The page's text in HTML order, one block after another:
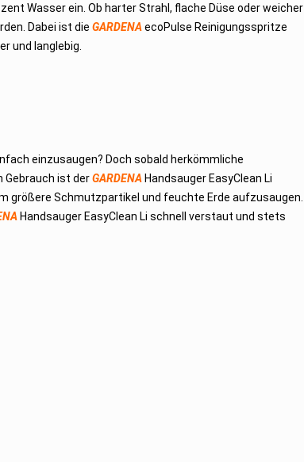
Wasser ein. Ob harter Strahl, flache Düse oder weicher
Dabei ist dieGARDENA ecoPulse Reinigungsspritze
und langlebig.
einzusaugen? Doch sobald herkömmliche
Gebrauch ist derGARDENA Handsauger EasyClean Li
größere Schmutzpartikel und feuchte Erde aufzusaugen.
Handsauger EasyClean Li schnell verstaut und stets